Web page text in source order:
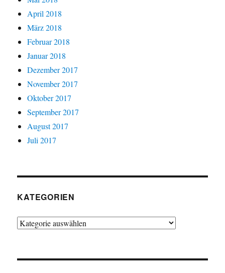
April 2018
März 2018
Februar 2018
Januar 2018
Dezember 2017
November 2017
Oktober 2017
September 2017
August 2017
Juli 2017
KATEGORIEN
Kategorien